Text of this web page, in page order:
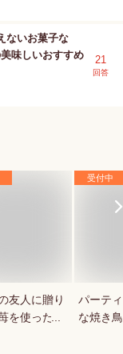
ないお菓子な
味しいおすすめ
21
回答
友人に贈り
を使ったお
受付中
パーテ
な焼き